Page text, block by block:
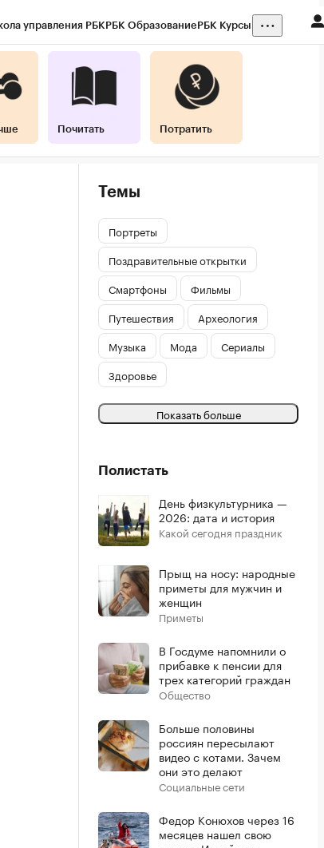
управления РБКРБК ОбразованиеРБК Курсы
Почитать Потратить
Темы
Портреты
Поздравительные открытки
Смартфоны
Фильмы
Путешествия
Археология
Музыка
Мода
Сериалы
Здоровье
Показать больше
Полистать
День физкультурника —
2026: дата и история
Какой сегодня праздник
Прыщ на носу: народные
приметы для мужчин и
женщин
Приметы
В Госдуме напомнили о
прибавке к пенсии для
трех категорий граждан
Общество
Больше половины
россиян пересылают
видео с котами. Зачем
они это делают
Социальные сети
Федор Конюхов через 16
месяцев нашел свою